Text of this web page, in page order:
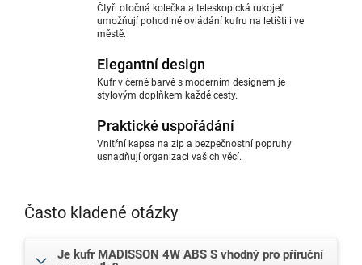
Čtyři otočná kolečka a teleskopická rukojeť
umožňují pohodlné ovládání kufru na letišti i ve
městě.
Elegantní design
Kufr v černé barvě s moderním designem je
stylovým doplňkem každé cesty.
Praktické uspořádání
Vnitřní kapsa na zip a bezpečnostní popruhy
usnadňují organizaci vašich věcí.
Často kladené otázky
Je kufr MADISSON 4W ABS S vhodný pro příruční